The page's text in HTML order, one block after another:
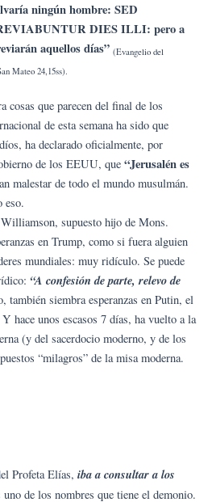
ningún hombre: SED
DIES ILLI: pero a
aquellos días” (Evangelio del
Mateo 24,15ss).
cosas que parecen del final de los
de esta semana ha sido que
ha declarado oficialmente, por
de los EEUU, que “Jerusalén es
malestar de todo el mundo musulmán.
eso.
supuesto hijo de Mons.
en Trump, como si fuera alguien
mundiales: muy ridículo. Se puede
“A confesión de parte, relevo de
también siembra esperanzas en Putin, el
hace unos escasos 7 días, ha vuelto a la
(y del sacerdocio moderno, y de los
“milagros” de la misa moderna.
Profeta Elías, iba a consultar a los
uno de los nombres que tiene el demonio.